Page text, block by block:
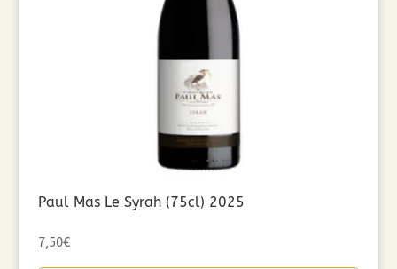
Paul Mas Le Syrah (75cl) 2025
7,50€